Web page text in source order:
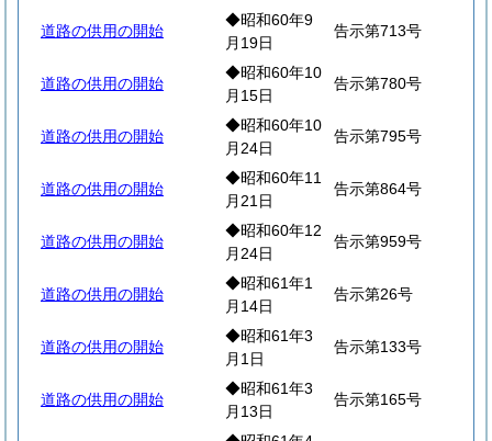
道路の供用の開始
◆昭和60年9
月19日
告示第713号
道路の供用の開始
◆昭和60年10
月15日
告示第780号
道路の供用の開始
◆昭和60年10
月24日
告示第795号
道路の供用の開始
◆昭和60年11
月21日
告示第864号
道路の供用の開始
◆昭和60年12
月24日
告示第959号
道路の供用の開始
◆昭和61年1
月14日
告示第26号
道路の供用の開始
◆昭和61年3
月1日
告示第133号
道路の供用の開始
◆昭和61年3
月13日
告示第165号